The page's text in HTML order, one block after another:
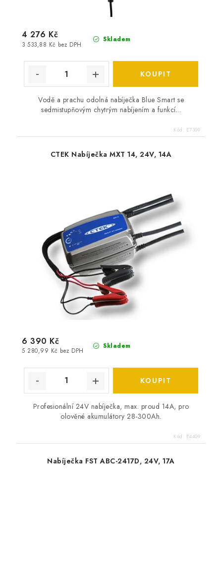
Skladem
3 533,88 Kč bez DPH
4 276 Kč
Vodě a prachu odolná nabíječka Blue Smart se
sedmistupňovým chytrým nabíjením a funkcí...
Kód: E7309
CTEK Nabíječka MXT 14, 24V, 14A
Skladem
5 280,99 Kč bez DPH
6 390 Kč
Profesionální 24V nabíječka, max. proud 14A, pro
olověné akumulátory 28-300Ah.
Kód: E4409
Nabíječka FST ABC-2417D, 24V, 17A